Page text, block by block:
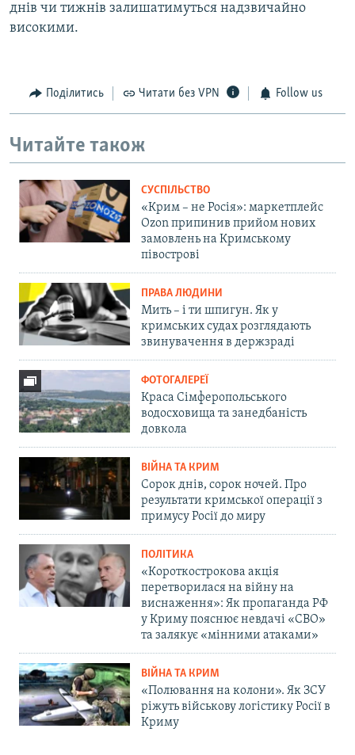
днів чи тижнів залишатимуться надзвичайно
високими.
Поділитись Читати без VPN Follow us
Читайте також
СУСПІЛЬСТВО
«Крим – не Росія»: маркетплейс
Ozon припинив прийом нових
замовлень на Кримському
півострові
ПРАВА ЛЮДИНИ
Мить – і ти шпигун. Як у
кримських судах розглядають
звинувачення в держзраді
ФОТОГАЛЕРЕЇ
Краса Сімферопольського
водосховища та занедбаність
довкола
ВІЙНА ТА КРИМ
Сорок днів, сорок ночей. Про
результати кримської операції з
примусу Росії до миру
ПОЛІТИКА
«Короткострокова акція
перетворилася на війну на
виснаження»: Як пропаганда РФ
у Криму пояснює невдачі «СВО»
та залякує «мінними атаками»
ВІЙНА ТА КРИМ
«Полювання на колони». Як ЗСУ
ріжуть військову логістику Росії в
Криму